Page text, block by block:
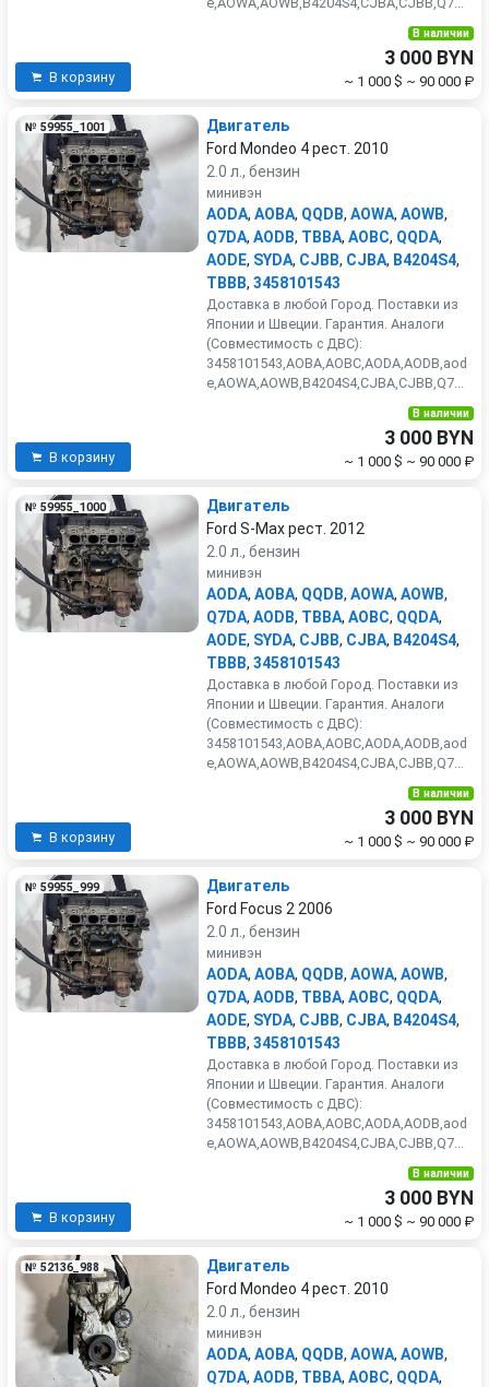
В корзину
В наличии
3 000 BYN
~ 1 000 $ ~ 90 000 ₽
№ 59955_1001
Двигатель
Ford Mondeo 4 рест. 2010
2.0 л., бензин
минивэн
AODA, AOBA, QQDB, AOWA, AOWB,
Q7DA, AODB, TBBA, AOBC, QQDA,
AODE, SYDA, CJBB, CJBA, B4204S4,
TBBB, 3458101543
Доставка в любой Город. Поставки из
Японии и Швеции. Гарантия. Аналоги
(Совместимость с ДВС):
3458101543,AOBA,AOBC,AODA,AODB,aod
e,AOWA,AOWB,B4204S4,CJBA,CJBB,Q7...
В корзину
В наличии
3 000 BYN
~ 1 000 $ ~ 90 000 ₽
№ 59955_1000
Двигатель
Ford S-Max рест. 2012
2.0 л., бензин
минивэн
AODA, AOBA, QQDB, AOWA, AOWB,
Q7DA, AODB, TBBA, AOBC, QQDA,
AODE, SYDA, CJBB, CJBA, B4204S4,
TBBB, 3458101543
Доставка в любой Город. Поставки из
Японии и Швеции. Гарантия. Аналоги
(Совместимость с ДВС):
3458101543,AOBA,AOBC,AODA,AODB,aod
e,AOWA,AOWB,B4204S4,CJBA,CJBB,Q7...
В корзину
В наличии
3 000 BYN
~ 1 000 $ ~ 90 000 ₽
№ 59955_999
Двигатель
Ford Focus 2 2006
2.0 л., бензин
минивэн
AODA, AOBA, QQDB, AOWA, AOWB,
Q7DA, AODB, TBBA, AOBC, QQDA,
AODE, SYDA, CJBB, CJBA, B4204S4,
TBBB, 3458101543
Доставка в любой Город. Поставки из
Японии и Швеции. Гарантия. Аналоги
(Совместимость с ДВС):
3458101543,AOBA,AOBC,AODA,AODB,aod
e,AOWA,AOWB,B4204S4,CJBA,CJBB,Q7...
В корзину
В наличии
3 000 BYN
~ 1 000 $ ~ 90 000 ₽
№ 52136_988
Двигатель
Ford Mondeo 4 рест. 2010
2.0 л., бензин
минивэн
AODA, AOBA, QQDB, AOWA, AOWB,
Q7DA, AODB, TBBA, AOBC, QQDA,